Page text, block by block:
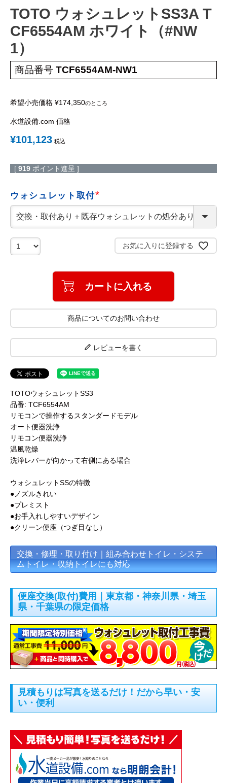
DTY
取り付けの手順
交換工事
について
TOTO ウォシュレットSS3A T
CF6554AM ホワイト（#NW
1）
商品番号 TCF6554AM-NW1
希望小売価格 ¥174,350のところ
水道設備.com 価格
¥101,123 税込
[ 919 ポイント進呈 ]
ウォシュレット取付
(
必
お気に入りに登録する
カートに入れる
商品についてのお問い合わせ
レビューを書く
TOTOウォシュレットSS3
品番: TCF6554AM
リモコンで操作するスタンダードモデル
オート便器洗浄
リモコン便器洗浄
温風乾燥
洗浄レバーが向かって右側にある場合
ウォシュレットSSの特徴
●ノズルきれい
●プレミスト
●お手入れしやすいデザイン
●クリーン便座（つぎ目なし）
交換・修理・取り付け｜組み合わせトイレ・システ
ムトイレ・収納トイレにも対応
便座交換(取付)費用｜東京都・神奈川県・埼玉
県・千葉県の限定価格
見積もりは写真を送るだけ！だから早い・安
い・便利